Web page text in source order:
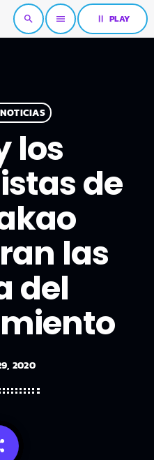
search menu pause PLAY
los
de
las
del
2020